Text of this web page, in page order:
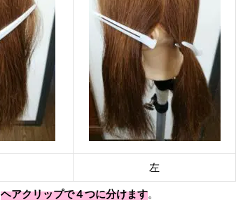
左
ヘアクリップで４つに分けます。